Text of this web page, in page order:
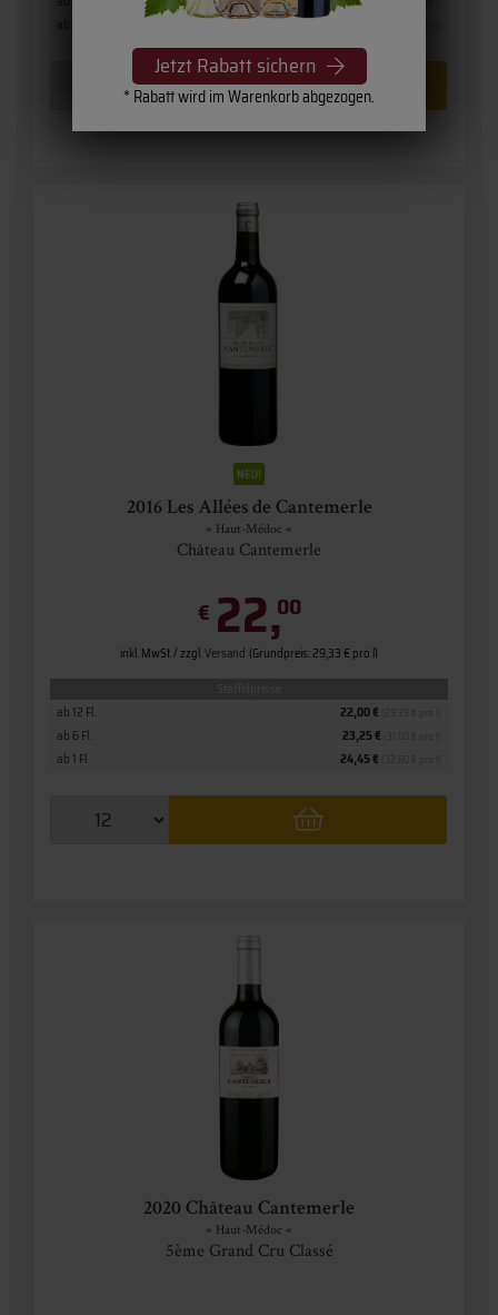
Jetzt Rabatt sichern
* Rabatt wird im Warenkorb abgezogen.
2016 Les Allées de Cantemerle
» Haut-Médoc «
Château Cantemerle
€ 22,00
inkl. MwSt. / zzgl.Versand (Grundpreis: 29,33 € pro l)
ab 1 Fl. 24,45 €
ab 6 Fl. 23,25 €
ab 12 Fl. 22,00 €
2020 Château Cantemerle
» Haut-Médoc «
5ème Grand Cru Classé